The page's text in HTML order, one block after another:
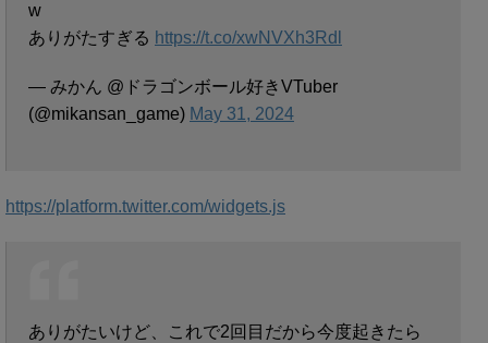
w
ありがたすぎる https://t.co/xwNVXh3Rdl
— みかん @ドラゴンボール好きVTuber
(@mikansan_game) May 31, 2024
https://platform.twitter.com/widgets.js
ありがたいけど、これで2回目だから今度起きたら